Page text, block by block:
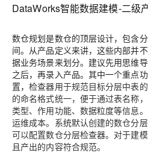
DataWorks智能数据建模-二级
数仓规划是数仓的顶层设计，包含
间。从产品定义来讲，这些内部并
据业务场景来划分。建议先用思维
之后，再录入产品。其中一个重点
置，检查器用于规范目标分层中表
的命名格式统一，便于通过表名称
类型、作用功能、数据粒度等信息
运维成本。系统默认创建的数仓分
可以配置数仓分层检查器。对于建
且产出的内容符合规范。